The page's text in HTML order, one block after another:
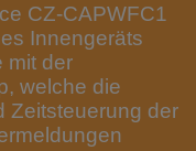
CZ-CAPWFC1
Innengeräts
mit der
welche die
Zeitsteuerung der